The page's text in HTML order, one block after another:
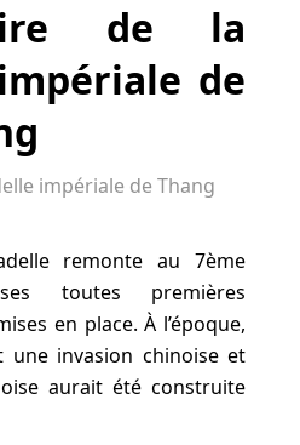
de la
de
remonte au 7ème
toutes premières
en place. À l’époque,
une invasion chinoise et
aurait été construite